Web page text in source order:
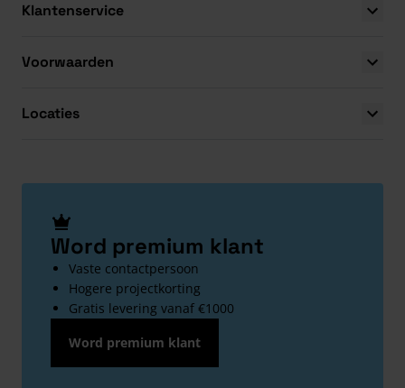
Klantenservice
Voorwaarden
Locaties
Word premium klant
Vaste contactpersoon
Hogere projectkorting
Gratis levering vanaf €1000
Word premium klant